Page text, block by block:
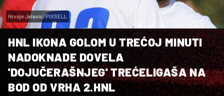
Hrvoje Jelavic/PIXSELL
HNL IKONA GOLOM U TREĆOJ MINUTI
NADOKNADE DOVELA
'DOJUČERAŠNJEG' TREĆELIGAŠA NA
BOD OD VRHA 2.HNL